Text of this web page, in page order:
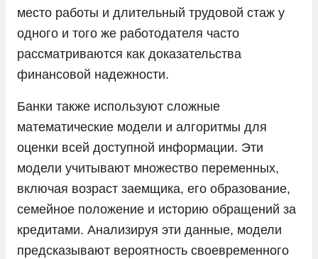
место работы и длительный трудовой стаж у
одного и того же работодателя часто
рассматриваются как доказательства
финансовой надежности.
Банки также используют сложные
математические модели и алгоритмы для
оценки всей доступной информации. Эти
модели учитывают множество переменных,
включая возраст заемщика, его образование,
семейное положение и историю обращений за
кредитами. Анализируя эти данные, модели
предсказывают вероятность своевременного